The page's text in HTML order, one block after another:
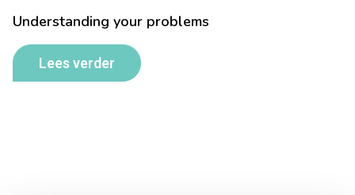
Understanding your problems
Lees verder